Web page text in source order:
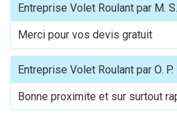
Entreprise Volet Roulant par M. S.
Merci pour vos devis gratuit
Entreprise Volet Roulant par O. P.
Bonne proximite et sur surtout